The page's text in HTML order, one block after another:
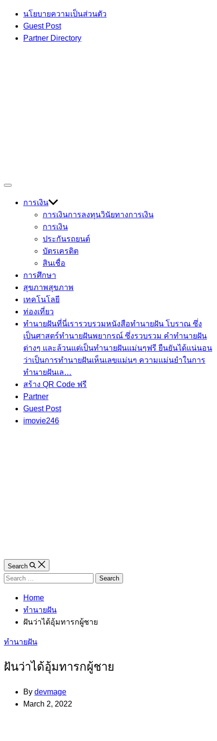
Skip
content
นโยบายความเป็นส่วนตัว
Guest Post
Partner Directory
Devmage
เกร็ดความรู้ เรื่องราวที่น่าสนใจ
Off
การเงิน
การเงินการลงทุนวินัยทางการเงิน
การเงิน
ประกันรถยนต์
บัตรเครดิต
สินเชื่อ
การศึกษา
สุขภาพสุขภาพ
เทคโนโลยี
ท่องเที่ยว
ทำนายฝันที่นี่เรารวบรวมหนังสือทำนายฝัน โบราณ ซึ่ง
เป็นศาสตร์ทำนายฝันพยากรณ์ ซึ่งรวบรวม คำทํานายฝัน
ต่างๆ และล้วนแต่เป็นทํานายฝันแม่นๆฟรี ยืนยันได้แน่นอน
ว่าเป็นการทำนายฝันเห็นเลขแม่นๆ ความแม่นยำในการ
ทํานายฝันเล…
สร้าง QR Code ฟรี
Partner
Guest Post
imovie246
Search
Search
Home
ทำนายฝัน
ฝันว่าได้อุ้มทารกผู้ชาย
Categories
ทำนายฝัน
ฝันว่าได้อุ้มทารกผู้ชาย
By devmage
March 2, 2022